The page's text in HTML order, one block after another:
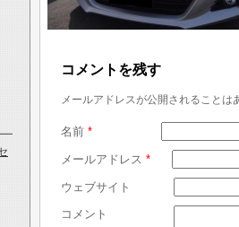
コメントを残す
メールアドレスが公開されることは
名前 *
メールアドレス *
ウェブサイト
コメント